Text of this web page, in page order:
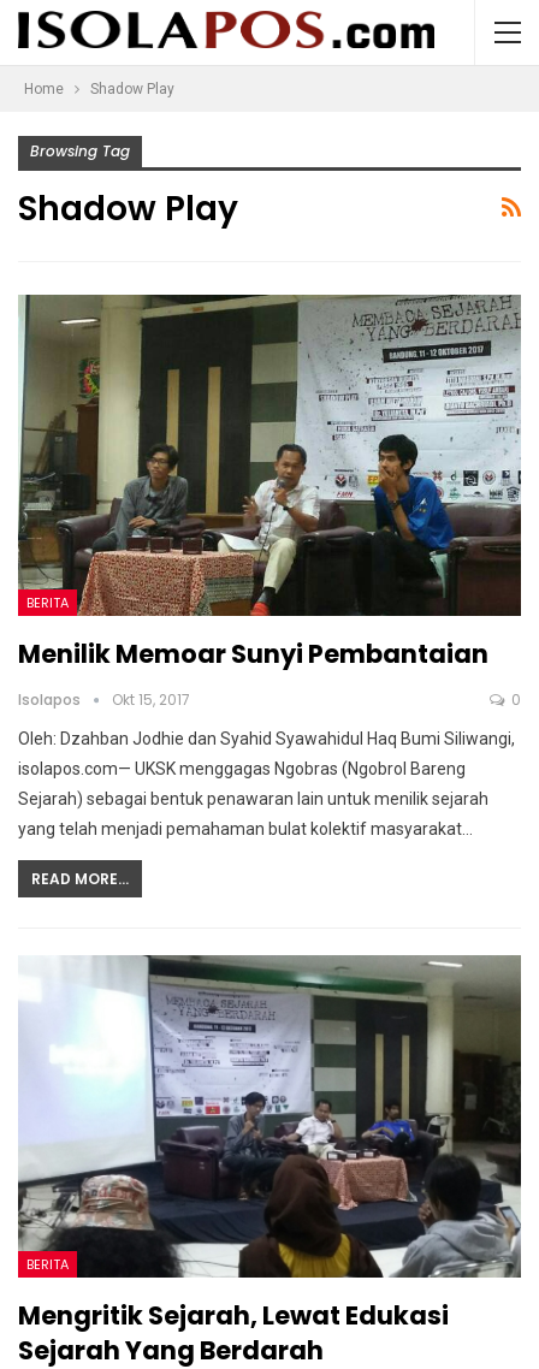
Home Shadow Play
Browsing Tag
Shadow Play
BERITA
Menilik Memoar Sunyi Pembantaian
Isolapos Okt 15, 2017 0
Oleh: Dzahban Jodhie dan Syahid Syawahidul Haq Bumi Siliwangi,
isolapos.com— UKSK menggagas Ngobras (Ngobrol Bareng
Sejarah) sebagai bentuk penawaran lain untuk menilik sejarah
yang telah menjadi pemahaman bulat kolektif masyarakat…
READ MORE...
BERITA
Mengritik Sejarah, Lewat Edukasi
Sejarah Yang Berdarah